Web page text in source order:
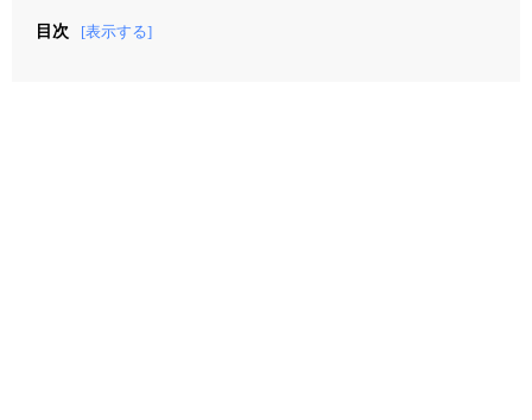
目次 [表示する]